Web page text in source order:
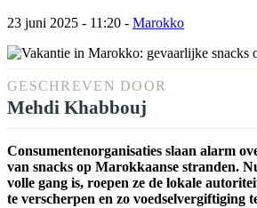
23 juni 2025 - 11:20 - Marokko
GESCHREVEN DOOR
Mehdi Khabbouj
Consumentenorganisaties slaan alarm
van snacks op Marokkaanse stranden.
volle gang is, roepen ze de lokale
te verscherpen en zo voedselvergiftiging